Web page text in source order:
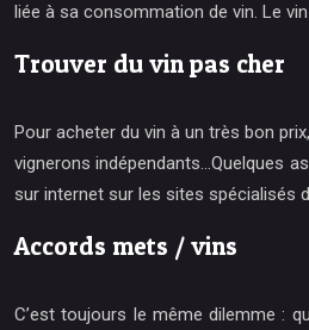
liée à sa consommation de vin. Le
Trouver du vin pas cher
Pour acheter du vin à un très bon
vignerons indépendants…Quelques
sur internet sur les sites spécialisés
Accords mets / vins
C’est toujours le même dilemme :